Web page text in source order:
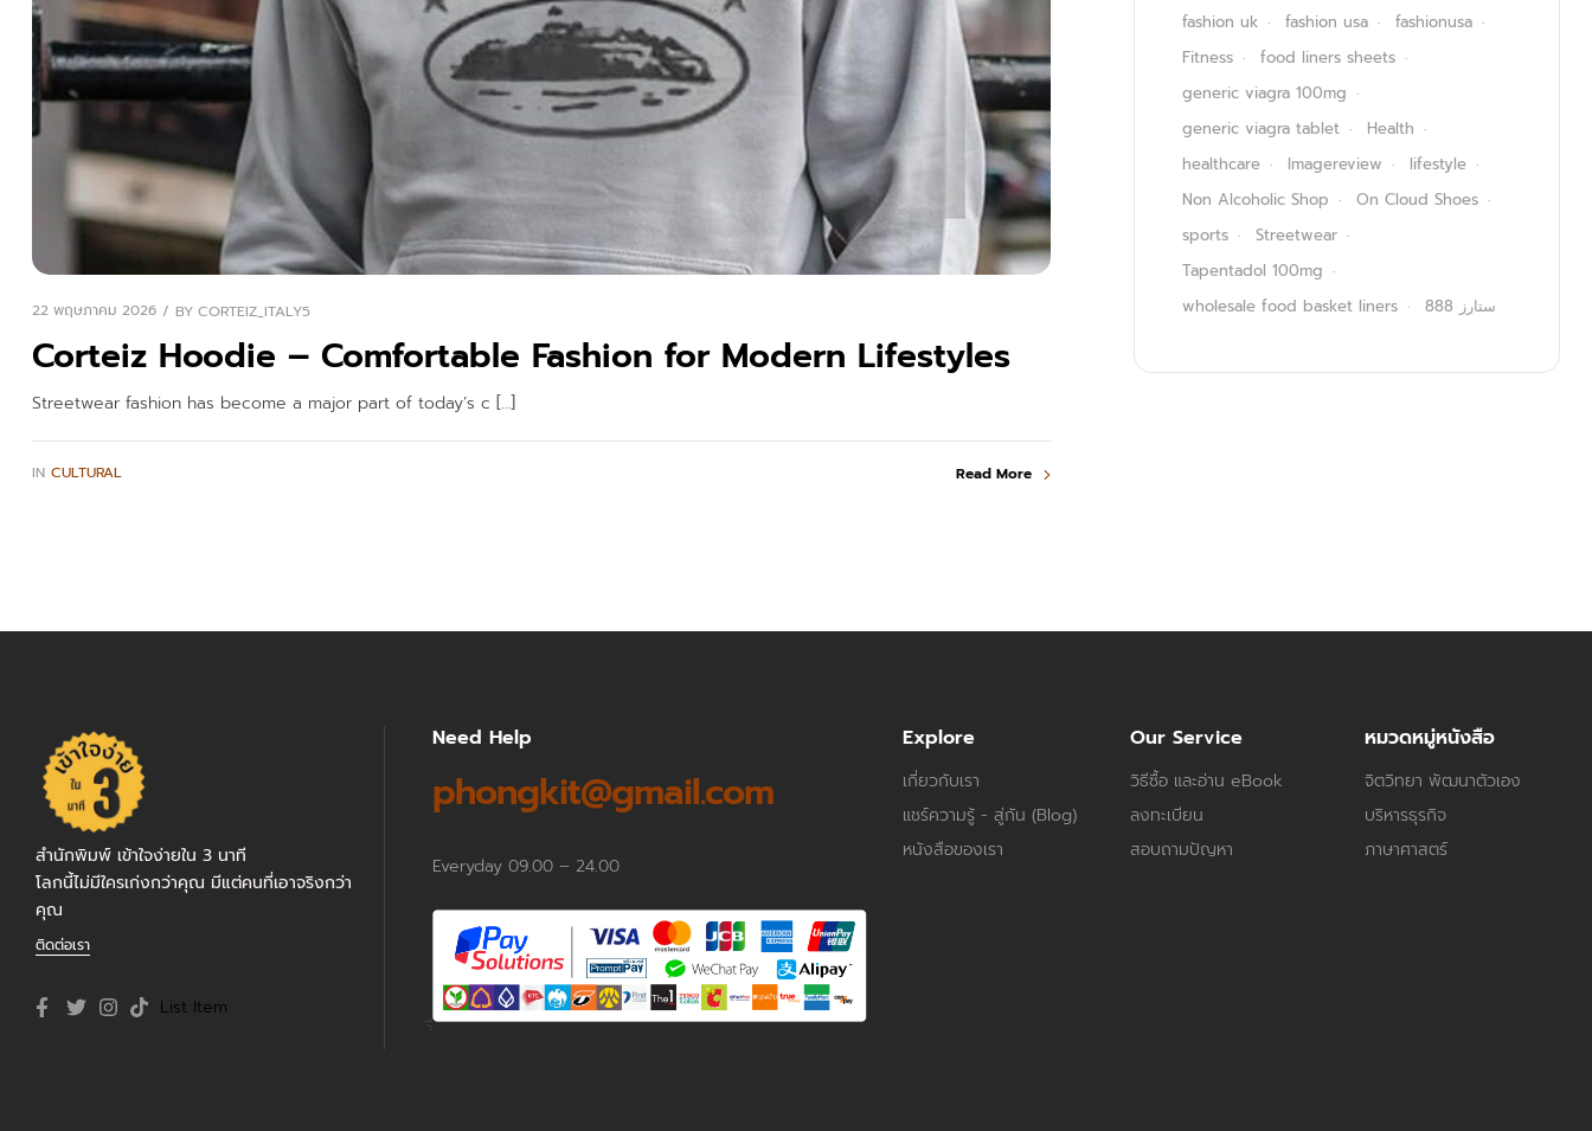
22 พฤษภาคม 2026 BY CORTEIZ_ITALY5
Corteiz Hoodie – Comfortable Fashion for Modern Lifestyles
Streetwear fashion has become a major part of today’s c […]
IN CULTURAL Read More
fashion uk
fashion usa
fashionusa
Fitness
food liners sheets
generic viagra 100mg
generic viagra tablet
Health
healthcare
Imagereview
lifestyle
Non Alcoholic Shop
On Cloud Shoes
sports
Streetwear
Tapentadol 100mg
wholesale food basket liners
ستارز 888
สำนักพิมพ์ เข้าใจง่ายใน 3 นาที
โลกนี้ไม่มีใครเก่งกว่าคุณ มีแต่คนที่เอาจริงกว่า
คุณ
ติดต่อเรา
List Item
Need Help
phongkit@gmail.com
Everyday 09.00 – 24.00
Explore
เกี่ยวกับเรา
แชร์ความรู้ - สู่กัน (Blog)
หนังสือของเรา
Our Service
วิธีซื้อ และอ่าน eBook
ลงทะเบียน
สอบถามปัญหา
หมวดหมู่หนังสือ
จิตวิทยา พัฒนาตัวเอง
บริหารธุรกิจ
ภาษาศาสตร์